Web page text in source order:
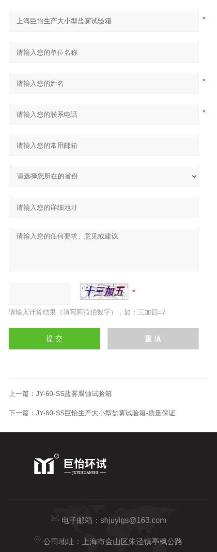
请输入计算结果（填写阿拉伯数字），如：三加四=7
上一篇： JY-60-SS盐雾腐蚀试验箱
下一篇： JY-60-SS巨怡生产大小型盐雾试验箱-质量保证
电子邮箱： shjuyigs@163.com
公司地址：上海市金山区朱泾镇亭枫公路